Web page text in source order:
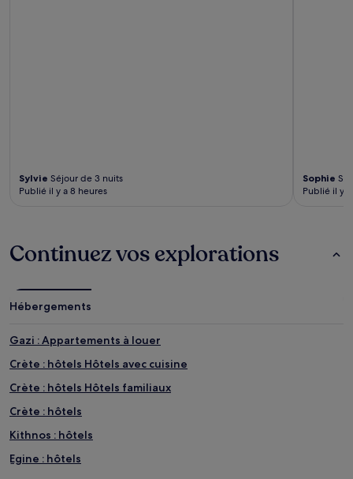
Sylvie Séjour de 3 nuits
Publié il y a 8 heures
Sophie
Publié il y
Continuez vos explorations
Hébergements
Gazi : Appartements à louer
Crète : hôtels Hôtels avec cuisine
Crète : hôtels Hôtels familiaux
Crète : hôtels
Kithnos : hôtels
Egine : hôtels